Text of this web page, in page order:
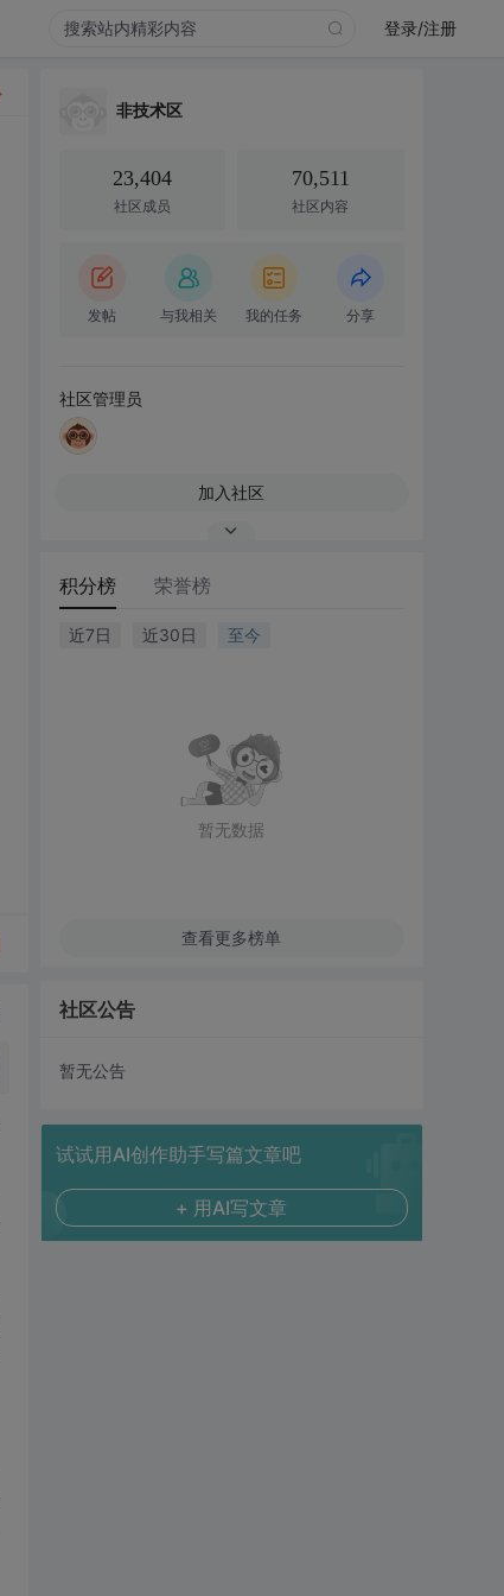
登录/注册
非技术区
23,404
社区成员
70,511
社区内容
发帖 与我相关 我的任务 分享
社区管理员
加入社区
积分榜 荣誉榜
近7日 近30日 至今
暂无数据
查看更多榜单
社区公告
暂无公告
试试用AI创作助手写篇文章吧
+ 用AI写文章